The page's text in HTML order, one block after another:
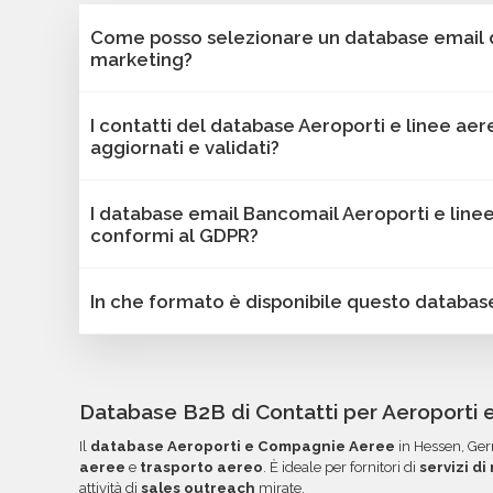
Come posso selezionare un database email
marketing?
Bancomail. Troverai contatti B2B verificati di
linee aeree - Hessen. Tutti i contatti includono
utili per il tuo marketing.
I contatti del database Aeroporti e linee
aggiornati e validati?
aggiornate. I nostri database vengono
offrire solo contatti affidabili, aggiornati e
e comunicazioni mirate.
I database email Bancomail Aeroporti e
conformi al GDPR?
secondo le linee guida del GDPR. Bancomail
conformità alla normativa sulla protezione dei
In che formato è disponibile questo
invio. Ogni campo è organizzato in colonne per
l'ordinamento e l'utilizzo dei dati. Una volta
documentazione nella tua area riservata, con
Database B2B di Contatti per Aeroporti
Il database Aeroporti e Compagnie Aeree in Hessen,
aeree e trasporto aereo . È ideale per fornitori di servizi di
attività di sales outreach mirate.